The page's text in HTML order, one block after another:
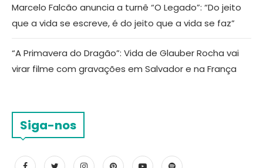
Marcelo Falcão anuncia a turnê “O Legado”: “Do jeito
que a vida se escreve, é do jeito que a vida se faz”
“A Primavera do Dragão”: Vida de Glauber Rocha vai
virar filme com gravações em Salvador e na França
Siga-nos